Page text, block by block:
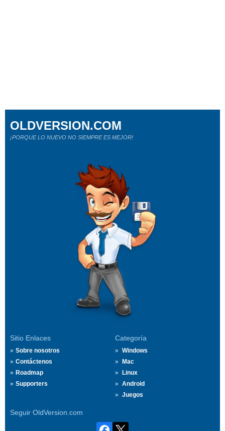
Sitio Enlaces
Sobre nosotros
Contáctenos
Roadmap
Supporters
Categoría
Windows
Mac
Linux
Android
Juegos
Seguir OldVersion.com
OLDVERSION.COM
¡PORQUE LO NUEVO NO SIEMPRE ES MEJOR!